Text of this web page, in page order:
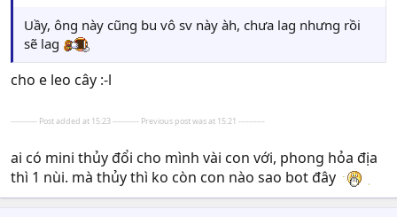
Uầy, ông này cũng bu vô sv này àh, chưa lag nhưng rồi
sẽ lag
cho e leo cây :-l
---------- Post added at 15:23 ---------- Previous post was at 15:21 ----------
ai có mini thủy đổi cho mình vài con với, phong hỏa địa
thì 1 nùi. mà thủy thì ko còn con nào sao bot đây